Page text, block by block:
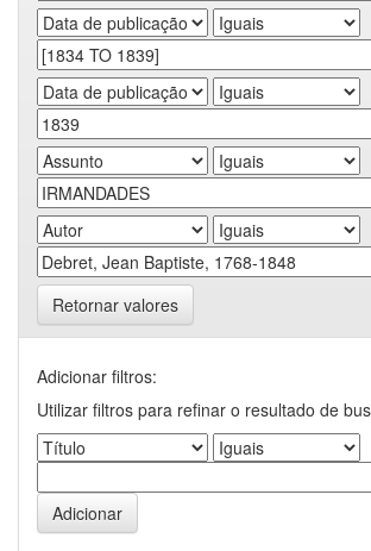
Retornar valores
Adicionar filtros:
Utilizar filtros para refinar o resultado de